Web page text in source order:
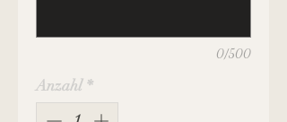
0/500
Anzahl *